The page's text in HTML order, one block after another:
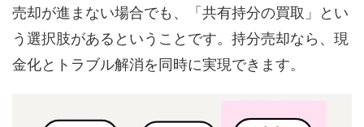
売却が進まない場合でも、「共有持分の買取」とい
う選択肢があるということです。持分売却なら、現
金化とトラブル解消を同時に実現できます。